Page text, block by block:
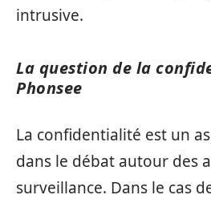
intrusive.
La question de la
Phonsee
La confidentialité est un
dans le débat autour des
surveillance. Dans le cas